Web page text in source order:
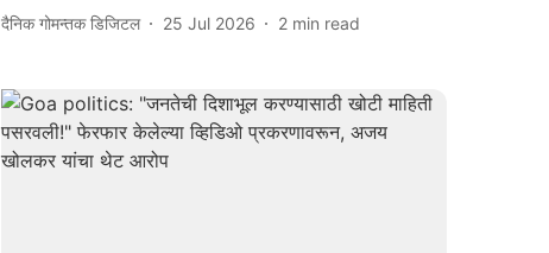
दैनिक गोमन्तक डिजिटल 25 Jul 2026 2 min read